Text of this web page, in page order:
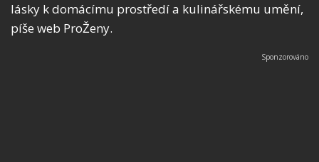
lásky k domácímu prostředí a kulinářskému umění,
píše web ProŽeny.